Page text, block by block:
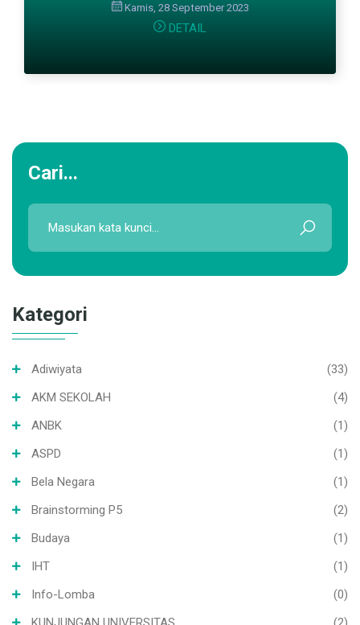
Kamis, 28 September 2023
DETAIL
Cari...
Kategori
Adiwiyata
(33)
AKM SEKOLAH
(4)
ANBK
(1)
ASPD
(1)
Bela Negara
(1)
Brainstorming P5
(2)
Budaya
(1)
IHT
(1)
Info-Lomba
(0)